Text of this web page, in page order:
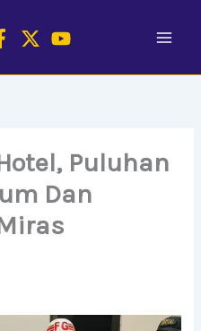
Puluhan
Dan